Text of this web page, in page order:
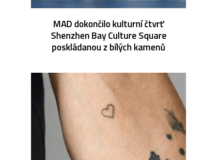
MAD dokončilo kulturní čtvrť
Shenzhen Bay Culture Square
poskládanou z bílých kamenů